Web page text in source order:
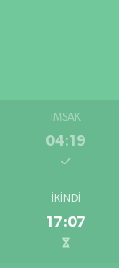
İMSAK
04:19
İKINDI
17:07